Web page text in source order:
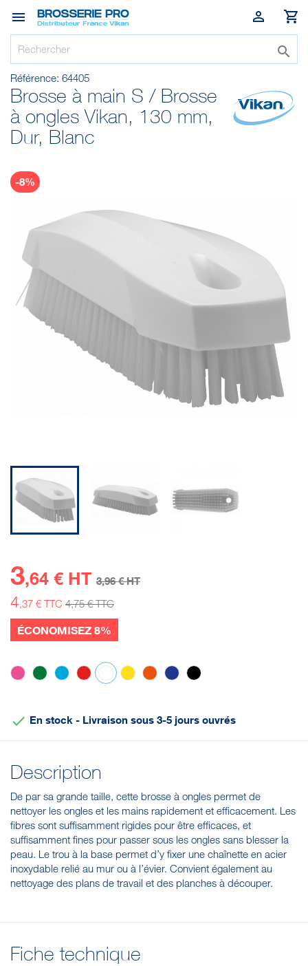
 


Référence: 64405
Brosse à main S / Brosse
à ongles Vikan, 130 mm,
Dur, Blanc
-8%
3,64 € HT 3,96 € HT
4,37 € TTC 4,75 € TTC
ÉCONOMISEZ 8%
 En stock - Livraison sous 3-5 jours ouvrés
Description
De par sa grande taille, cette brosse à ongles permet de
nettoyer les ongles et les mains rapidement et efficacement. Les
fibres sont suffisamment rigides pour être efficaces, et
suffisamment fines pour passer sous les ongles sans blesser la
peau. Le trou à la base permet d’y fixer une chaînette en acier
inoxydable relié au mur ou à l’évier. Convient également au
nettoyage des plans de travail et des planches à découper.
Fiche technique